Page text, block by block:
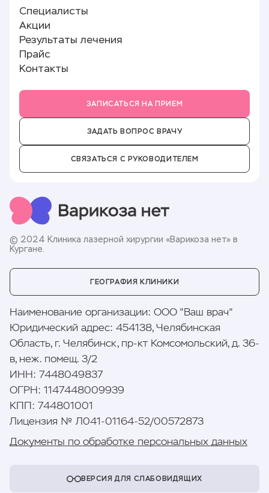
Лазерное лечение варикоза (ЭВЛК)
Реквизиты
О клинике
Отзывы
Новости
Вакансии
Памятка пациенту
Полезные статьи
Специалисты
Акции
Результаты лечения
Прайс
Контакты
ЗАПИСАТЬСЯ НА ПРИЕМ
ЗАДАТЬ ВОПРОС ВРАЧУ
СВЯЗАТЬСЯ С РУКОВОДИТЕЛЕМ
© 2024 Клиника лазерной хирургии «Варикоза нет» в
Кургане.
ГЕОГРАФИЯ КЛИНИКИ
Наименование организации: ООО "Ваш врач"
Юридический адрес: 454138, Челябинская
Область, г. Челябинск, пр-кт Комсомольский, д. 36-
в, неж. помещ. 3/2
ИНН: 7448049837
ОГРН: 1147448009939
КПП : 744801001
Лицензия № Л041-01164-52/00572873
Документы по обработке персональных данных
ВЕРСИЯ ДЛЯ СЛАБОВИДЯЩИХ